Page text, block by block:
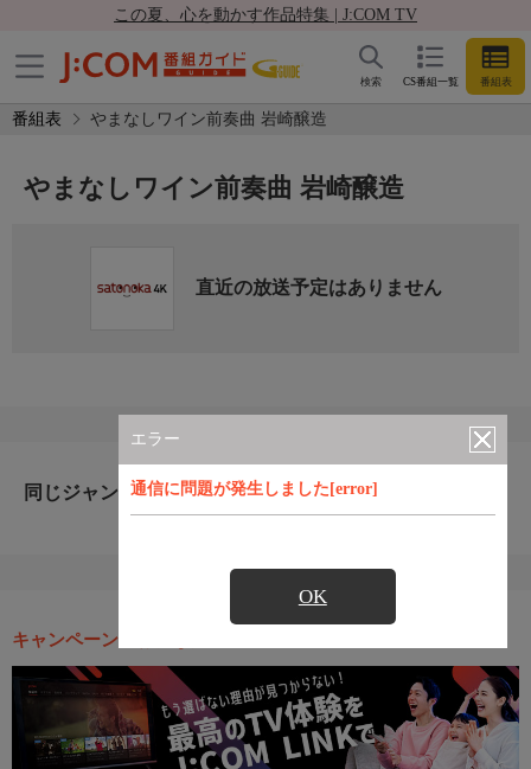
この夏、心を動かす作品特集 | J:COM TV
CS番組一覧 番組表
検索
番組表 やまなしワイン前奏曲 岩崎醸造
エラー
通信に問題が発生しました[error]
OK
やまなしワイン前奏曲 岩崎醸造
直近の放送予定はありません
同じジャンルのおすすめ番組
キャンペーン・お得な情報